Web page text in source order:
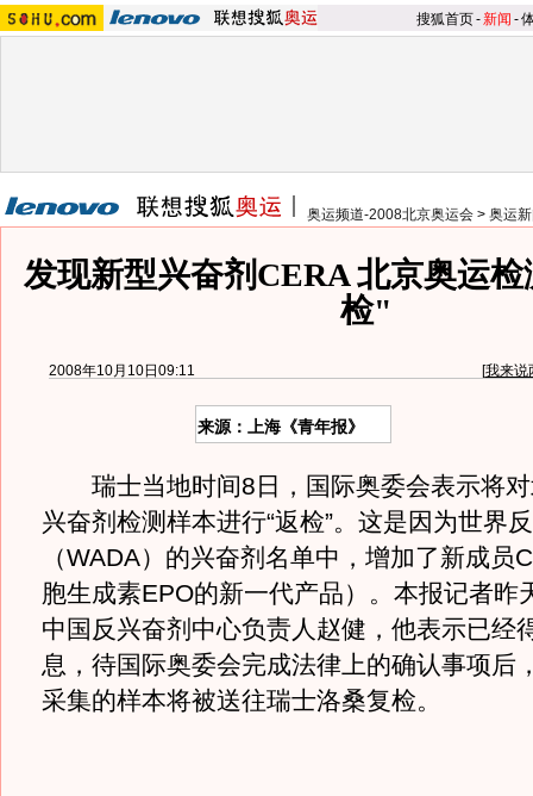
搜狐首页-新闻 -
奥运频道-2008北京奥运会 > 奥运
发现新型兴奋剂CERA 北京奥运
检"
2008年10月10日09:11 [我来说
来源：上海《青年报》
瑞士当地时间8日，国际奥委会表示将对
兴奋剂检测样本进行“返检”。这是因为世界
（WADA）的兴奋剂名单中，增加了新成员
胞生成素EPO的新一代产品）。本报记者昨
中国反兴奋剂中心负责人赵健，他表示已经
息，待国际奥委会完成法律上的确认事项后
采集的样本将被送往瑞士洛桑复检。